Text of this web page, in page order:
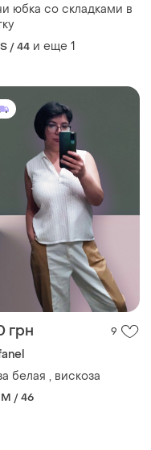
юбка со складками в
/ 44 и еще 1
грн 9
белая , вискоза
/ 46